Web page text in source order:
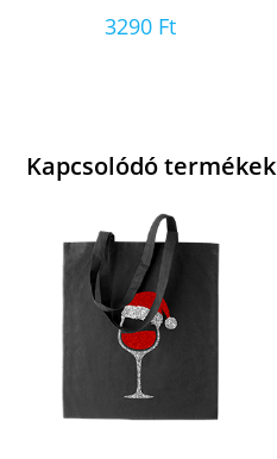
3290 Ft
Kapcsolódó termékek